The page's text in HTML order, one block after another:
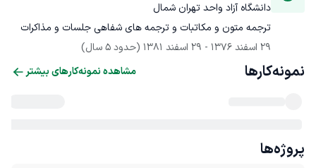
دانشگاه آزاد واحد تهران شمال
ترجمه متون و مکاتبات و ترجمه های شفاهی جلسات و مذاکرات
29 اسفند 1376
- 29 اسفند 1381 (حدود 5 سال)
نمونه‌کارها مشاهده نمونه‌کارهای بیشتر
پروژه‌ها